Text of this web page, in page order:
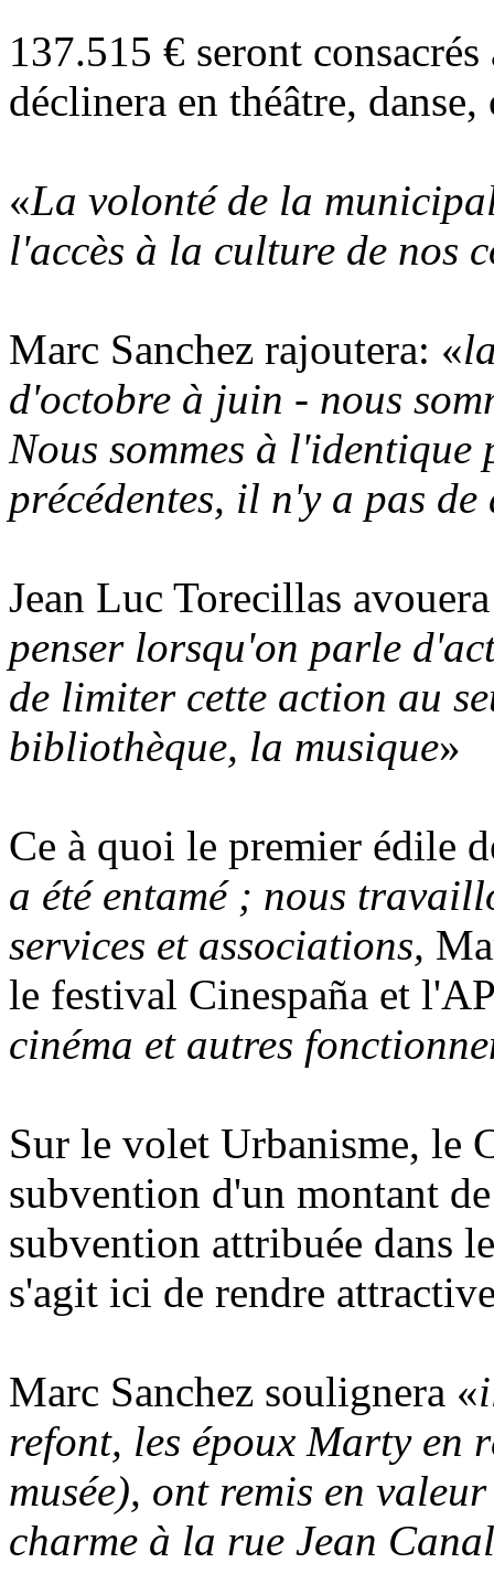
137.515 € seront
déclinera en théâtre,
«La volonté de la
l'accès à la culture de nos
Marc Sanchez rajoutera: «
d'octobre à juin - nous
Nous sommes à
précédentes, il n'y a pas
Jean Luc Torecillas
penser lorsqu'on parle
de limiter cette action au
bibliothèque, la musique»
Ce à quoi le premier édile
a été entamé ; nous
services et associations,
le festival Cinespaña et
cinéma et autres
Sur le volet Urbanisme, le
subvention d'un montant
subvention attribuée dans
s'agit ici de rendre
Marc Sanchez soulignera «
refont, les époux Marty en
musée), ont remis en
charme à la rue Jean Canal